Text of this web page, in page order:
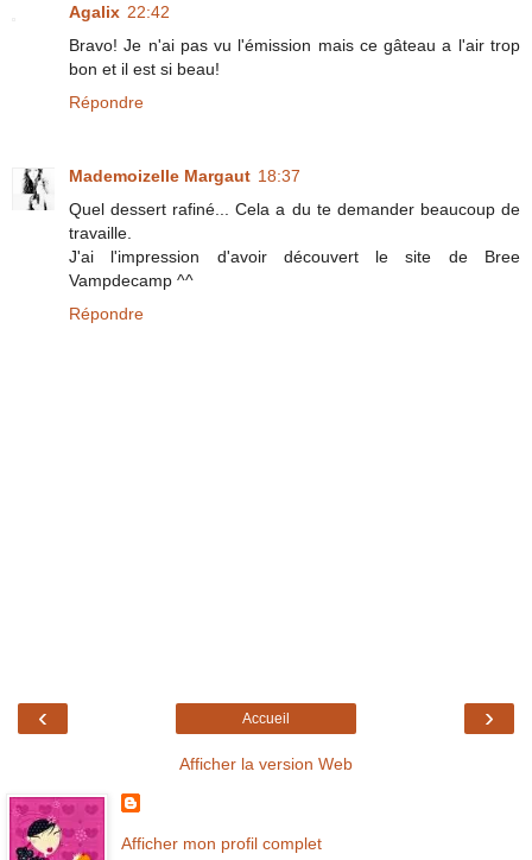
Agalix 22:42
Bravo! Je n'ai pas vu l'émission mais ce gâteau a l'air trop
bon et il est si beau!
Répondre
Mademoizelle Margaut 18:37
Quel dessert rafiné... Cela a du te demander beaucoup de
travaille.
J'ai l'impression d'avoir découvert le site de Bree
Vampdecamp ^^
Répondre
‹ ›
Accueil
Afficher la version Web
Afficher mon profil complet